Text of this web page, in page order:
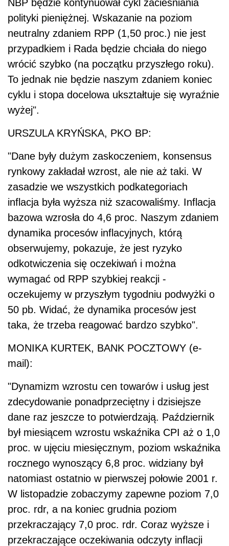
NBP będzie kontynuował cykl zacieśniania
polityki pieniężnej. Wskazanie na poziom
neutralny zdaniem RPP (1,50 proc.) nie jest
przypadkiem i Rada będzie chciała do niego
wrócić szybko (na początku przyszłego roku).
To jednak nie będzie naszym zdaniem koniec
cyklu i stopa docelowa ukształtuje się wyraźnie
wyżej".
URSZULA KRYŃSKA, PKO BP:
"Dane były dużym zaskoczeniem, konsensus
rynkowy zakładał wzrost, ale nie aż taki. W
zasadzie we wszystkich podkategoriach
inflacja była wyższa niż szacowaliśmy. Inflacja
bazowa wzrosła do 4,6 proc. Naszym zdaniem
dynamika procesów inflacyjnych, którą
obserwujemy, pokazuje, że jest ryzyko
odkotwiczenia się oczekiwań i można
wymagać od RPP szybkiej reakcji -
oczekujemy w przyszłym tygodniu podwyżki o
50 pb. Widać, że dynamika procesów jest
taka, że trzeba reagować bardzo szybko".
MONIKA KURTEK, BANK POCZTOWY (e-
mail):
"Dynamizm wzrostu cen towarów i usług jest
zdecydowanie ponadprzeciętny i dzisiejsze
dane raz jeszcze to potwierdzają. Październik
był miesiącem wzrostu wskaźnika CPI aż o 1,0
proc. w ujęciu miesięcznym, poziom wskaźnika
rocznego wynoszący 6,8 proc. widziany był
natomiast ostatnio w pierwszej połowie 2001 r.
W listopadzie zobaczymy zapewne poziom 7,0
proc. rdr, a na koniec grudnia poziom
przekraczający 7,0 proc. rdr. Coraz wyższe i
przekraczające oczekiwania odczyty inflacji